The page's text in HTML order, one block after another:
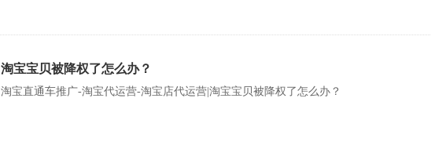
淘宝宝贝被降权了怎么办？
淘宝直通车推广-淘宝代运营-淘宝店代运营|淘宝宝贝被降权了怎么办？